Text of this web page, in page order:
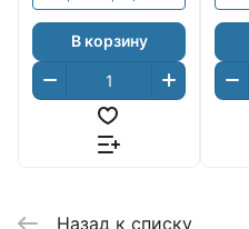
В корзину
Назад к списку